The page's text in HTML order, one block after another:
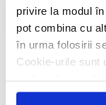
privire la modul
pot combina cu
în urma folosirii
Cookie-urile sunt